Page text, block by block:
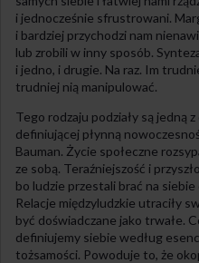
i jednocześnie sfrustrowani.
i bardziej przychodzi nam
lub zrobili w inny sposób.
i jedno, i drugie. Na raz. Im
trudniej nią manipulować.
Tego rodzaju podziały są jedną
definiującej płynną
Bauman. Życie społeczne
ze sobą. Teraźniejszość i
bo ludzie przestali brać na
Relacje międzyludzkie utraciły
być doświadczane jako trwałe.
definiujemy siebie według
tożsamości. Powoduje to, że